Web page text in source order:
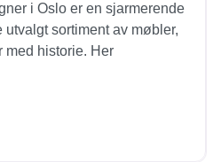
i Oslo er en sjarmerende
sortiment av møbler,
med historie. Her